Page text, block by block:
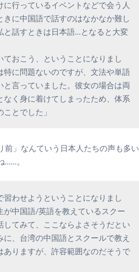
行っているイベントなどで会う人
に中国語で話すのはなかなか難し
と話すときは日本語…となると大変
おこう、ということになりまし
に問題ないのですが、文法や単語
言っていました。彼女の場合は両
く身に着けてしまったため、体系
とでした」
前」なんていう日本人たちの声も多い
……。
わせようということになりまし
中国語/英語を教えているスクー
てみて、ここならよさそうだとい
、台湾の中国語とスクールで教え
りますが、許容範囲なのだそうで